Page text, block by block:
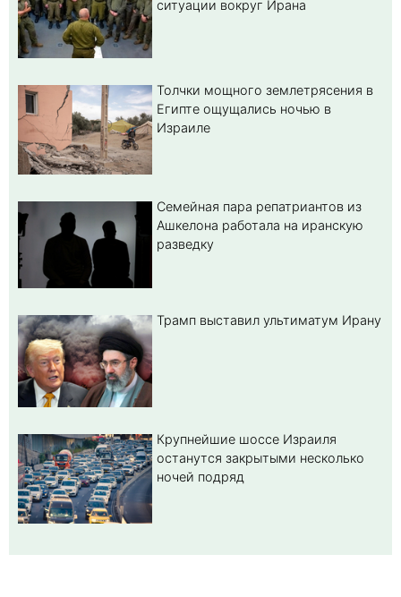
ситуации вокруг Ирана
Толчки мощного землетрясения в
Египте ощущались ночью в
Израиле
Семейная пара репатриантов из
Ашкелона работала на иранскую
разведку
Трамп выставил ультиматум Ирану
Крупнейшие шоссе Израиля
останутся закрытыми несколько
ночей подряд